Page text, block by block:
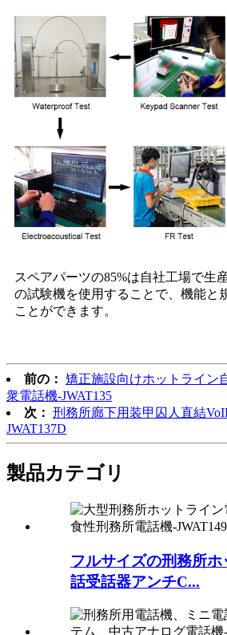
スペアパーツの85%は自社工場で生
の試験機を使用することで、機能と
ことができます。
前の： 矯正施設向けホットライン
衆電話機-JWAT135
次： 刑務所廊下用装甲囚人直結
JWAT137D
製品カテゴリ
フルサイズの刑務所
話受話器アンチC...